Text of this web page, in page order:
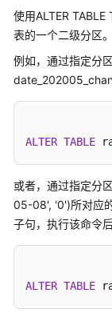
服
公
告
品
计
费
说
使用ALTER TABLE
表的一个二级分区。
例如，通过指定分
ALTER TABLE
或者，通过指定分
05-08', '0')所对应
子句，执行该命令
ALTER TABLE